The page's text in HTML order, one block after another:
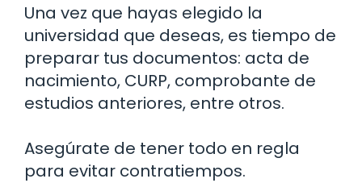
Una vez que hayas elegido la
universidad que deseas, es tiempo de
preparar tus documentos: acta de
nacimiento, CURP, comprobante de
estudios anteriores, entre otros.
Asegúrate de tener todo en regla
para evitar contratiempos.